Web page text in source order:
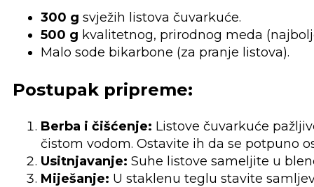
300 g svježih listova čuvarkuće.
500 g kvalitetnog, prirodnog meda
Malo sode bikarbone (za pranje listova).
Postupak pripreme:
Berba i čišćenje: Listove čuvarkuće
čistom vodom. Ostavite ih da se potpuno
Usitnjavanje: Suhe listove sameljite u
Miješanje: U staklenu teglu stavite